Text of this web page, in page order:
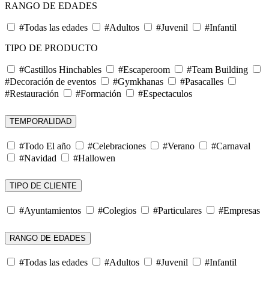
RANGO DE EDADES
#Todas las edades #Adultos #Juvenil
#Infantil
TIPO DE PRODUCTO
#Castillos Hinchables #Escaperoom
#Team Building
#Decoración de eventos
#Gymkhanas
#Pasacalles
#Restauración
#Formación #Espectaculos
TEMPORALIDAD
#Todo El año #Celebraciones #Verano
#Carnaval
#Navidad
#Hallowen
TIPO DE CLIENTE
#Ayuntamientos #Colegios #Particulares #Empresas
RANGO DE EDADES
#Todas las edades #Adultos #Juvenil #Infantil